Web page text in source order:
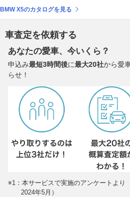
BMW X5のカタログを見る
車査定を依頼する
あなたの愛車、今いくら？
申込み最短3時間後に最大20社から愛
らせ！
※1：本サービスで実施のアンケートより
2024年5月）